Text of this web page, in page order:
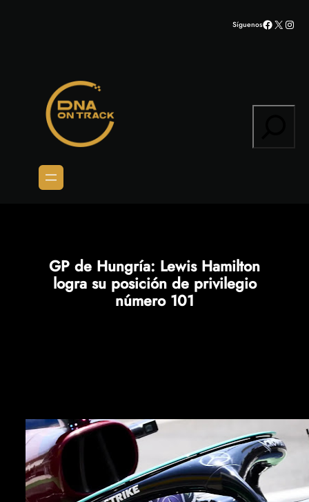
SíguenosFacebook
X
GP de Hungría: Lewis Hamilton
logra su posición de privilegio
número 101